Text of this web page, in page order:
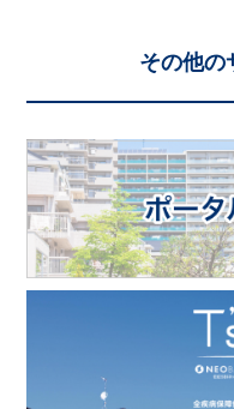
その他の